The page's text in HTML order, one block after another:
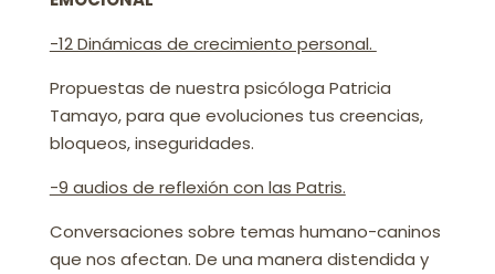
-12 Dinámicas de crecimiento personal.
Propuestas de nuestra psicóloga Patricia
Tamayo, para que evoluciones tus creencias,
bloqueos, inseguridades.
-9 audios de reflexión con las Patris.
Conversaciones sobre temas humano-caninos
que nos afectan. De una manera distendida y